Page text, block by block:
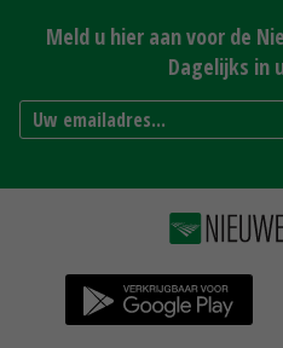
Meld u hier aan voor de
Dagelijks in